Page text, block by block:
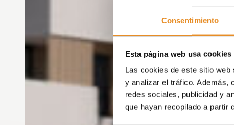
Consentimiento
Esta página web usa cookies
Las cookies de este sitio
y analizar el tráfico. Además,
redes sociales, publicidad y
que hayan recopilado a partir